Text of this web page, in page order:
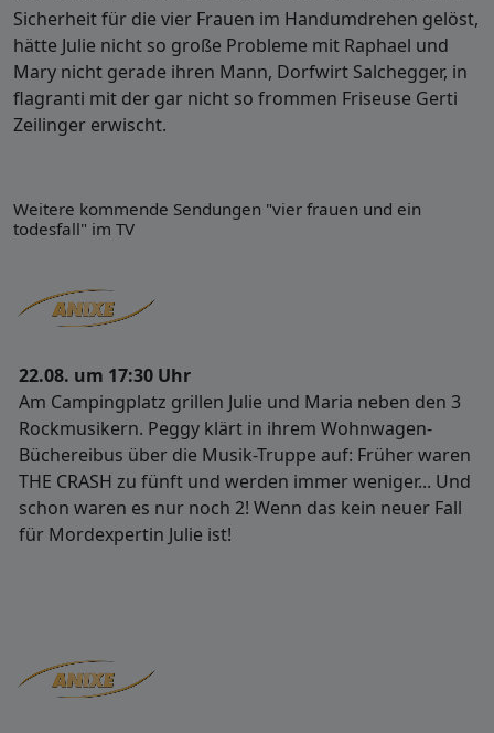
Sicherheit für die vier Frauen im Handumdrehen gelöst,
hätte Julie nicht so große Probleme mit Raphael und
Mary nicht gerade ihren Mann, Dorfwirt Salchegger, in
flagranti mit der gar nicht so frommen Friseuse Gerti
Zeilinger erwischt.
Weitere kommende Sendungen "vier frauen und ein
todesfall" im TV
22.08. um 17:30 Uhr
Am Campingplatz grillen Julie und Maria neben den 3
Rockmusikern. Peggy klärt in ihrem Wohnwagen-
Büchereibus über die Musik-Truppe auf: Früher waren
THE CRASH zu fünft und werden immer weniger... Und
schon waren es nur noch 2! Wenn das kein neuer Fall
für Mordexpertin Julie ist!